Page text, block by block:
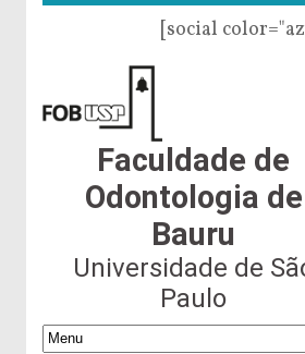
[social
Faculdade de
Odontologia de
Bauru
Universidade de
Paulo